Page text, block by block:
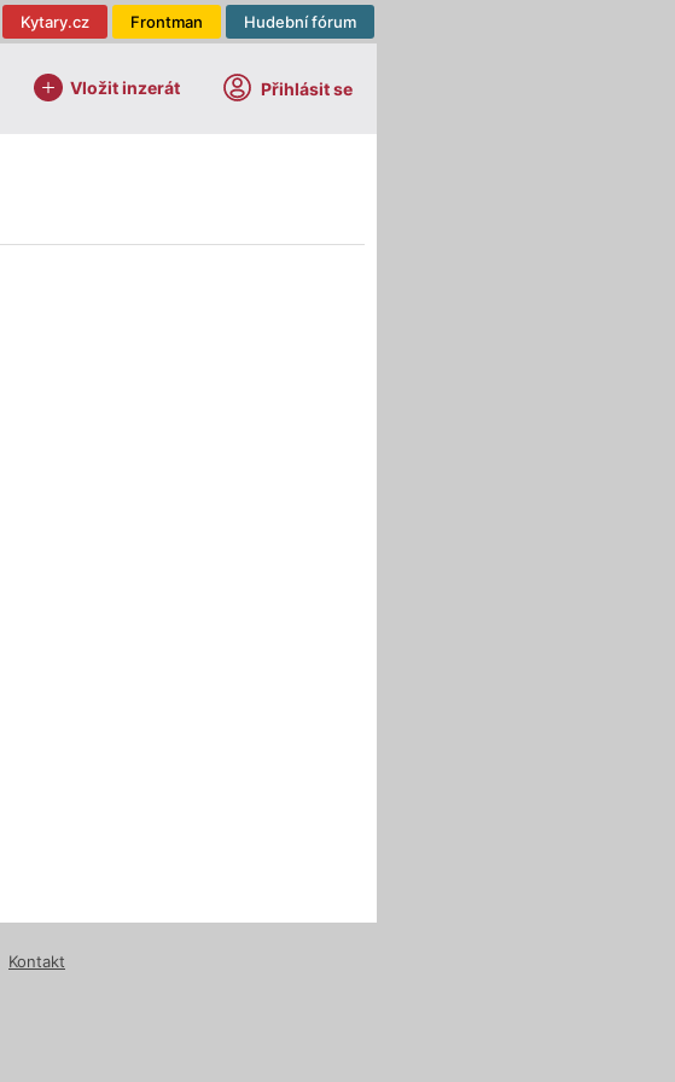
Hudební fórum
Frontman
Kytary.cz
Vložit inzerát Přihlásit se
Kontakt